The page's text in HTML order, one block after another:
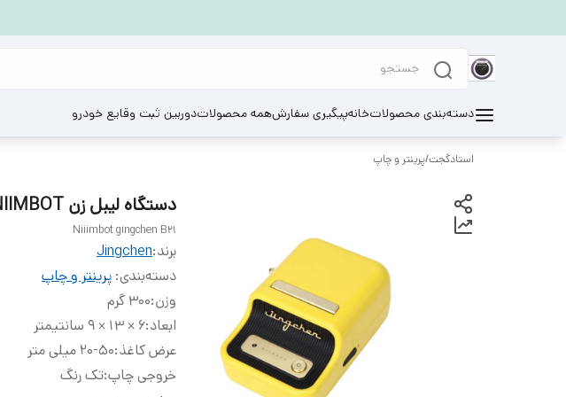
دسته‌بندی محصولاتخانهپیگیری سفارشهمه محصولاتدوربین ثبت وقایع خودرو
استادگجت/پرینتر و چاپ
دستگاه لیبل زن NIIMBOT مدل B21
Niiimbot gingchen B21
برند:Jingchen
دسته‌بندی: پرینتر و چاپ
وزن:۳۰۰ گرم
ابعاد:6 × 13 × 9 سانتیمتر
عرض کاغذ:20-50 میلی متر
خروجی چاپ:تک رنگ